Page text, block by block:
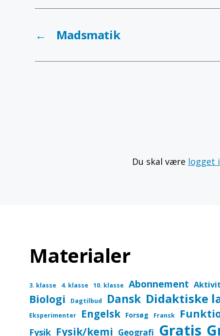
← Madsmatik
Du skal være logget
Materialer
3. klasse 4. klasse 10. klasse Abonnement
Biologi Dagtilbud Dansk Didaktiske
Eksperimenter Engelsk Forsøg Fransk
Fysik Fysik/kemi Geografi Gratis